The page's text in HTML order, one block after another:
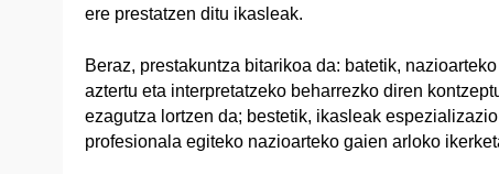
ere prestatzen ditu ikasleak.
Beraz, prestakuntza bitarikoa da: batetik,
aztertu eta interpretatzeko beharrezko diren
ezagutza lortzen da; bestetik, ikasleak
profesionala egiteko nazioarteko gaien arloko